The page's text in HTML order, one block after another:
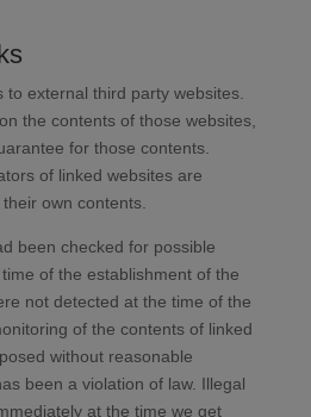
external third party websites.
the contents of those websites,
for those contents.
of linked websites are
own contents.
been checked for possible
of the establishment of the
not detected at the time of the
of the contents of linked
without reasonable
been a violation of law. Illegal
at the time we get